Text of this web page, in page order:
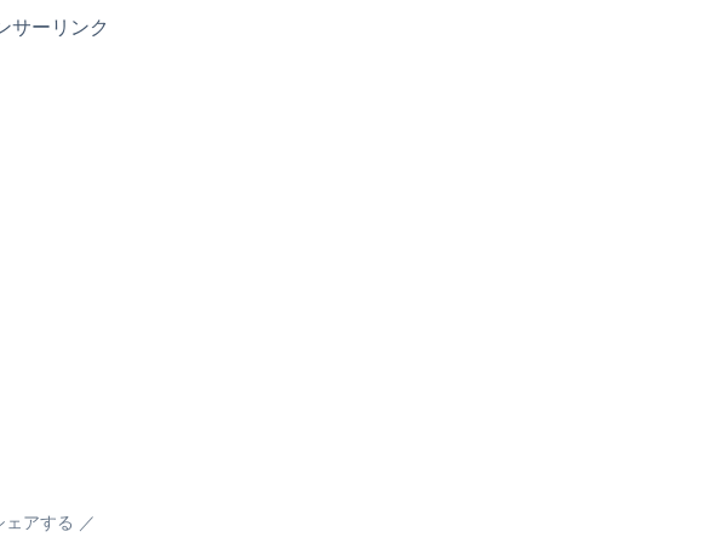
サーリンク
ェアする